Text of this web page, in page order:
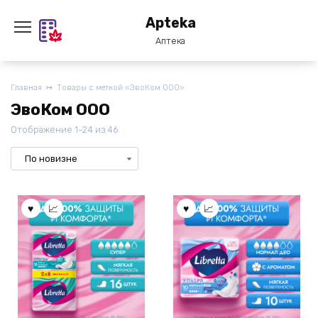
содержанию
Apteka
Аптека
Главная Товары с меткой «ЭвоКом ООО»
ЭвоКом ООО
Отображение 1–24 из 46